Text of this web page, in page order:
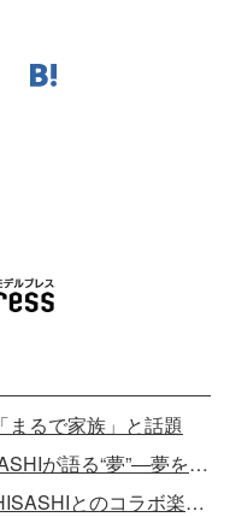
まるで家族」と話題
【写真】EXILE TAKAHIRO＆HISASHIが語る“夢”―夢を追う人、探す人へメッセージ
【写真】城田優、GLAY TERU＆HISASHIとのコラボ楽曲公開「夢にも思っていなかったコラボに感無量」